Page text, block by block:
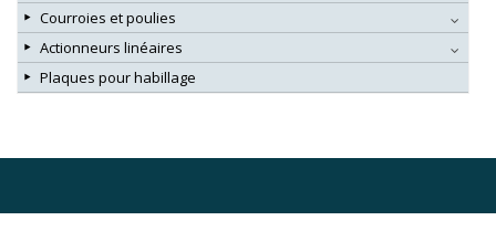
Courroies et poulies
Actionneurs linéaires
Plaques pour habillage